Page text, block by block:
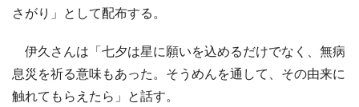
さがり」として配布する。
伊久さんは「七夕は星に願いを込めるだけでなく、無病
息災を祈る意味もあった。そうめんを通して、その由来に
触れてもらえたら」と話す。